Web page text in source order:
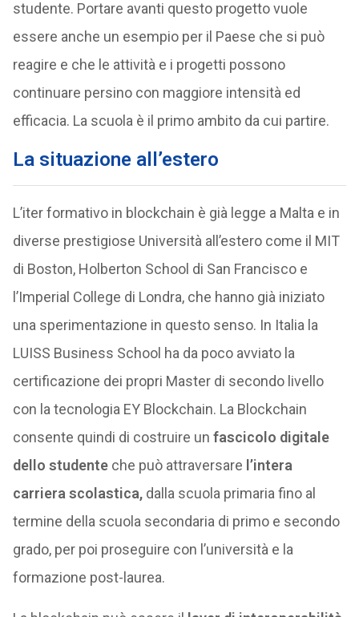
studente. Portare avanti questo progetto vuole
essere anche un esempio per il Paese che si può
reagire e che le attività e i progetti possono
continuare persino con maggiore intensità ed
efficacia. La scuola è il primo ambito da cui partire.
La situazione all’estero
L’iter formativo in blockchain è già legge a Malta e in
diverse prestigiose Università all’estero come il MIT
di Boston, Holberton School di San Francisco e
l’Imperial College di Londra, che hanno già iniziato
una sperimentazione in questo senso. In Italia la
LUISS Business School ha da poco avviato la
certificazione dei propri Master di secondo livello
con la tecnologia EY Blockchain. La Blockchain
consente quindi di costruire un fascicolo digitale
dello studenteche può attraversare l’intera
carriera scolastica, dalla scuola primaria fino al
termine della scuola secondaria di primo e secondo
grado, per poi proseguire con l’università e la
formazione post-laurea.